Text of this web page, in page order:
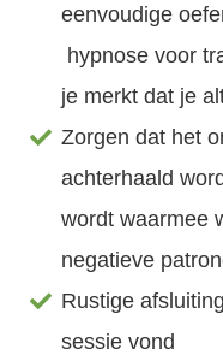
eenvoudige
hypnose voor
je merkt dat je
Zorgen dat het
achterhaald
wordt waarmee
negatieve
Rustige
sessie vond